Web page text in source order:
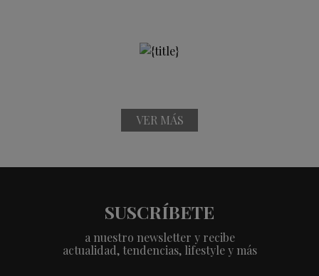
VER MÁS
SUSCRÍBETE
a nuestro newsletter y recibe
actualidad, tendencias, lifestyle y más